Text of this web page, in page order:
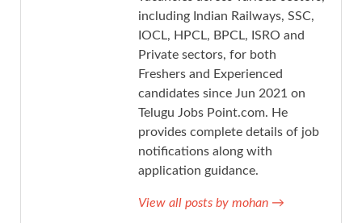
including Indian Railways, SSC,
IOCL, HPCL, BPCL, ISRO and
Private sectors, for both
Freshers and Experienced
candidates since Jun 2021 on
Telugu Jobs Point.com. He
provides complete details of job
notifications along with
application guidance.
View all posts by mohan →